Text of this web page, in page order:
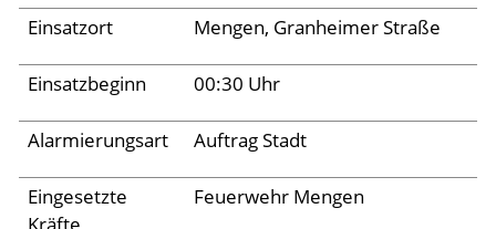
Aktuelles
Links
Einsatzort Mengen, Granheimer Straße
Einsatzbeginn 00:30 Uhr
Alarmierungsart Auftrag Stadt
Eingesetzte
Feuerwehr Mengen